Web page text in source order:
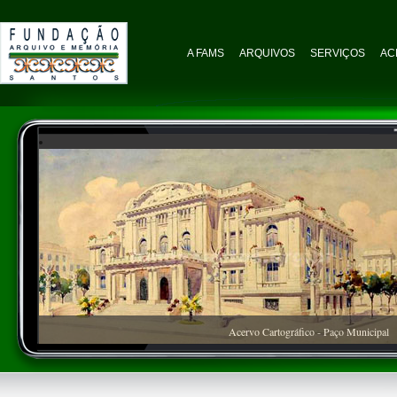
A FAMS ARQUIVOS SERVIÇOS
Acervo Cartográfico - Paço Municipal